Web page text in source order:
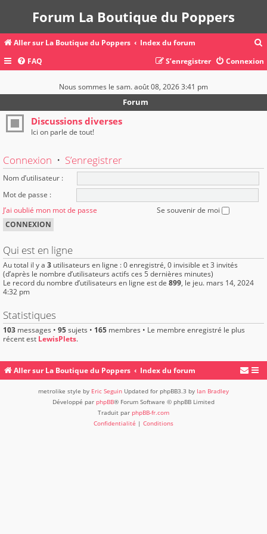
Forum La Boutique du Poppers
Aller sur La Boutique du Poppers Index du forum
c
e
FAQ Connexion
S’enregistrer
Nous sommes le sam. août 08, 2026 3:41 pm
Forum
Discussions diverses
Ici on parle de tout!
Connexion • S’enregistrer
Nom d’utilisateur :
Mot de passe :
J’ai oublié mon mot de passe
Se souvenir de moi
Qui est en ligne
Au total il y a 3 utilisateurs en ligne : 0 enregistré, 0 invisible et 3 invités
(d’après le nombre d’utilisateurs actifs ces 5 dernières minutes)
Le record du nombre d’utilisateurs en ligne est de 899, le jeu. mars 14, 2024
4:32 pm
Statistiques
103 messages • 95sujets • 165 membres • Le membre enregistré le plus
récent est LewisPlets.
Aller sur La Boutique du Poppers Index du forum
metrolike style by Eric Seguin Updated for phpBB3.3 by Ian Bradley
Développé par phpBB® Forum Software © phpBB Limited
Traduit par phpBB-fr.com
Confidentialité | Conditions